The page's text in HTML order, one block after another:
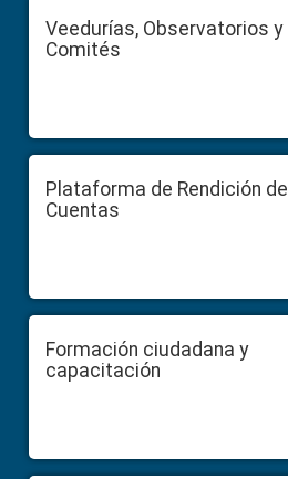
Veedurías, Observatorios y
Comités
Plataforma de Rendición de
Cuentas
Formación ciudadana y
capacitación